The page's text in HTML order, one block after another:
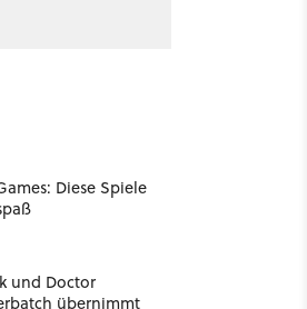
Diese Spiele
und Doctor
übernimmt